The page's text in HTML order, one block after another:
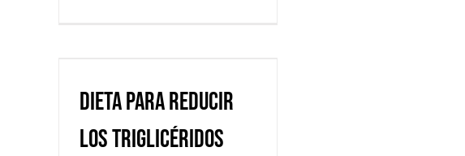
triglicéridos
Dieta para reducir
los triglicéridos